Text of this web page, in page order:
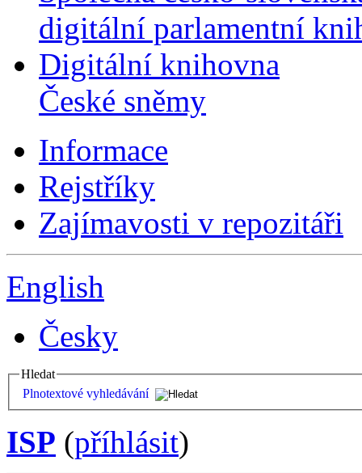
digitální parlamentní
Digitální knihovna
České sněmy
Informace
Rejstříky
Zajímavosti v repozitáři
English
Česky
Hledat
Plnotextové vyhledávání
ISP (příhlásit)